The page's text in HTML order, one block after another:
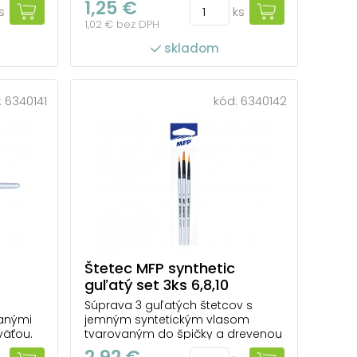
drží
farba ľahko rozotiera a dobre drží
tvar. Je menej náchylný na
poškodenie farbami a riedidlami
ako prírodný štetec. Ľahko sa
udržiava v čistote. Vhodný na
použitie v škole, ako aj n...
1,25 €
1,02 € bez DPH
ks
skladom
6340141
sa
kód: 6340142
Štetec MFP synthetic
guľatý set 3ks 6,8,10
Súprava 3 guľatých štetcov s
jemným syntetickým vlasom
tvarovaným do špičky a drevenou
rukoväťou. Syntetické vlákna